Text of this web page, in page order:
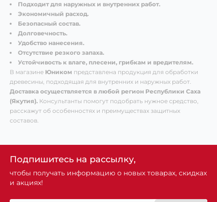
Подходит для наружных и внутренних работ.
Экономичный расход.
Безопасный состав.
Долговечность.
Удобство нанесения.
Отсутствие резкого запаха.
Устойчивость к влаге, плесени, грибкам и вредителям.
В магазине Юником представлена продукция для обработки
древесины, подходящая для внутренних и наружных работ.
Доставка осуществляется в любой регион Республики Саха
(Якутия). Консультанты помогут подобрать нужное средство,
расскажут об особенностях и преимуществах защитных
составов.
Подпишитесь на рассылку,
чтобы получать информацию о новых товарах, скидках
и акциях!